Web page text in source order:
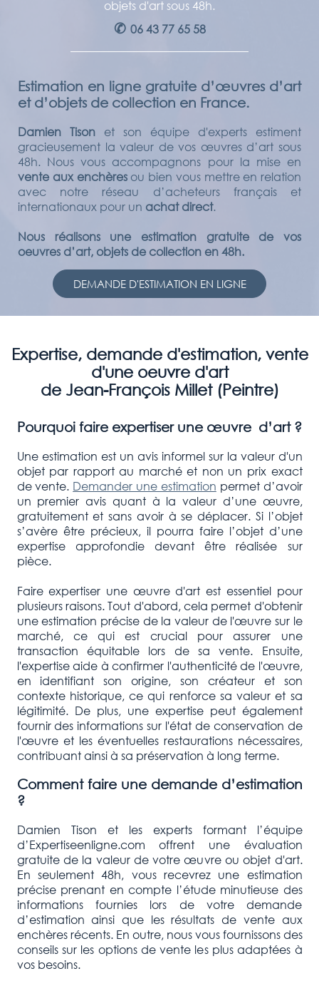
objets d'art sous 48h.
✆ 06 43 77 65 58
Estimation en ligne gratuite d’œuvres d’art
et d’objets de collection en France.
Damien Tison et son équipe d'experts estiment
gracieusement la valeur de vos œuvres d’art sous
48h. Nous vous accompagnons pour la mise en
vente aux enchèresou bien vous mettre en relation
avec notre réseau d’acheteurs français et
internationaux pour un achat direct.
Nous réalisons une estimation gratuite de vos
oeuvres d’art, objets de collection en 48h.
DEMANDE D'ESTIMATION EN LIGNE
Expertise, demande d'estimation, vente
d'une oeuvre d'art
de Jean-François Millet (Peintre)
Pourquoi faire expertiser une œuvre d’art ?
Une estimation est un avis informel sur la valeur d'un
objet par rapport au marché et non un prix exact
de vente. Demander une estimation permet d’avoir
un premier avis quant à la valeur d’une œuvre,
gratuitement et sans avoir à se déplacer. Si l’objet
s’avère être précieux, il pourra faire l’objet d’une
expertise approfondie devant être réalisée sur
pièce.
Faire expertiser une œuvre d'art est essentiel pour
plusieurs raisons. Tout d'abord, cela permet d'obtenir
une estimation précise de la valeur de l'œuvre sur le
marché, ce qui est crucial pour assurer une
transaction équitable lors de sa vente. Ensuite,
l'expertise aide à confirmer l'authenticité de l'œuvre,
en identifiant son origine, son créateur et son
contexte historique, ce qui renforce sa valeur et sa
légitimité. De plus, une expertise peut également
fournir des informations sur l'état de conservation de
l'œuvre et les éventuelles restaurations nécessaires,
contribuant ainsi à sa préservation à long terme.
Comment faire une demande d’estimation
?
Damien Tison et les experts formant l’équipe
d’Expertiseenligne.com offrent une évaluation
gratuite de la valeur de votre œuvre ou objet d'art.
En seulement 48h, vous recevrez une estimation
précise prenant en compte l’étude minutieuse des
informations fournies lors de votre demande
d’estimation ainsi que les résultats de vente aux
enchères récents. En outre, nous vous fournissons des
conseils sur les options de vente les plus adaptées à
vos besoins.